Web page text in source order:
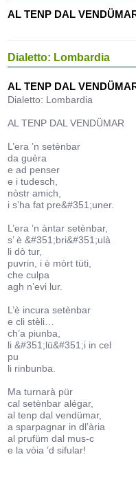
AL TENP DAL
Dialetto: Lombardia
AL TENP DAL
Dialetto: Lombardia
AL TENP DAL VENDÜMAR
L’era ’n setènbar
da guèra
e ad penser
e i tudesch,
nòstr amich,
i s’ha fat pre&#351;uner.
L’era ’n àntar setènbar,
s’ è &#351;bri&#351;ulà
li dò tur,
puvrin, i è mòrt tüti,
che culpa
agh n’evi lur.
L’è incura setènbar
e cli stèli…
ch’a piunba,
li &#351;lü&#351;i in cel
pu
li rinbunba.
Ma turnarà pür
cal setènbar alégar,
al tenp dal vendümar,
a sparpagnar in dl’ària
al prufüm dal mus-c
e la vòia ’d sifular!